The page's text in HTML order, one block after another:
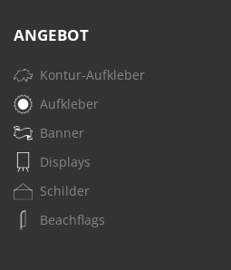
ANGEBOT
Kontur-Aufkleber
Aufkleber
Banner
Displays
Schilder
Beachflags